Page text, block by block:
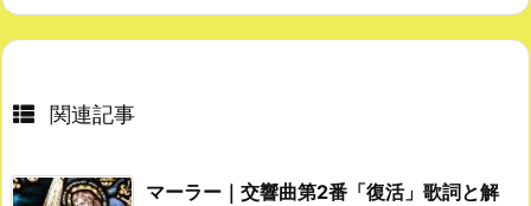
関連記事
マーラー｜交響曲第2番「復活」歌詞と解